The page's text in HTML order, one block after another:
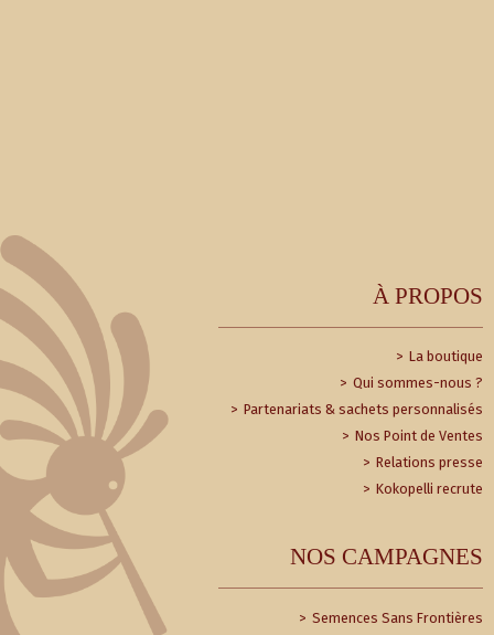
À PROPOS
La boutique
Qui sommes-nous ?
Partenariats & sachets personnalisés
Nos Point de Ventes
Relations presse
Kokopelli recrute
NOS CAMPAGNES
Semences Sans Frontières